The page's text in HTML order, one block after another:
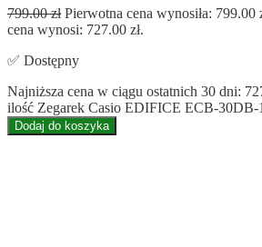
799.00zł Pierwotna cena wynosiła: 799.00
cena wynosi: 727.00 zł.
✅ Dostępny
Najniższa cena w ciągu ostatnich 30 dni:
ilość Zegarek Casio EDIFICE ECB-
Dodaj do koszyka